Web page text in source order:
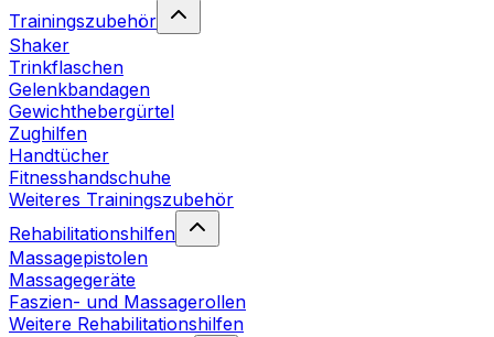
Trainingszubehör
Shaker
Trinkflaschen
Gelenkbandagen
Gewichthebergürtel
Zughilfen
Handtücher
Fitnesshandschuhe
Weiteres Trainingszubehör
Rehabilitationshilfen
Massagepistolen
Massagegeräte
Faszien- und Massagerollen
Weitere Rehabilitationshilfen